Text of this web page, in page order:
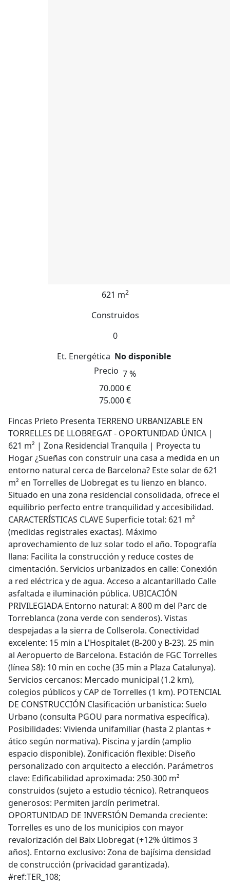
621 m2
Construidos
0
Et. Energética No disponible
Precio 7 %
70.000 €
75.000 €
Fincas Prieto Presenta TERRENO URBANIZABLE EN
TORRELLES DE LLOBREGAT - OPORTUNIDAD ÚNICA |
621 m² | Zona Residencial Tranquila | Proyecta tu
Hogar ¿Sueñas con construir una casa a medida en un
entorno natural cerca de Barcelona? Este solar de 621
m² en Torrelles de Llobregat es tu lienzo en blanco.
Situado en una zona residencial consolidada, ofrece el
equilibrio perfecto entre tranquilidad y accesibilidad.
CARACTERÍSTICAS CLAVE Superficie total: 621 m²
(medidas registrales exactas). Máximo
aprovechamiento de luz solar todo el año. Topografía
llana: Facilita la construcción y reduce costes de
cimentación. Servicios urbanizados en calle: Conexión
a red eléctrica y de agua. Acceso a alcantarillado Calle
asfaltada e iluminación pública. UBICACIÓN
PRIVILEGIADA Entorno natural: A 800 m del Parc de
Torreblanca (zona verde con senderos). Vistas
despejadas a la sierra de Collserola. Conectividad
excelente: 15 min a L'Hospitalet (B-200 y B-23). 25 min
al Aeropuerto de Barcelona. Estación de FGC Torrelles
(línea S8): 10 min en coche (35 min a Plaza Catalunya).
Servicios cercanos: Mercado municipal (1.2 km),
colegios públicos y CAP de Torrelles (1 km). POTENCIAL
DE CONSTRUCCIÓN Clasificación urbanística: Suelo
Urbano (consulta PGOU para normativa específica).
Posibilidades: Vivienda unifamiliar (hasta 2 plantas +
ático según normativa). Piscina y jardín (amplio
espacio disponible). Zonificación flexible: Diseño
personalizado con arquitecto a elección. Parámetros
clave: Edificabilidad aproximada: 250-300 m²
construidos (sujeto a estudio técnico). Retranqueos
generosos: Permiten jardín perimetral.
OPORTUNIDAD DE INVERSIÓN Demanda creciente:
Torrelles es uno de los municipios con mayor
revalorización del Baix Llobregat (+12% últimos 3
años). Entorno exclusivo: Zona de bajísima densidad
de construcción (privacidad garantizada).
#ref:TER_108;